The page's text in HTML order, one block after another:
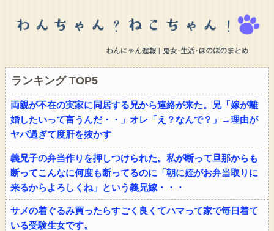
ランキング TOP5
両親が不在の実家に同居する兄から連絡が来た。兄「嫁が離
婚したいって言うんだ・・」オレ「え？なんで？」→理由が
ヤバ過ぎて度肝を抜かす
義兄子の弁当作りを押しつけられた。私が断って旦那からも
断ってこんなに何度も断ってるのに「朝に姪がお弁当取りに
来るからよろしくね」という義兄嫁・・・
サメの着ぐるみ買ったらすごく良くてハマって家で毎日着て
いる受験生女です。